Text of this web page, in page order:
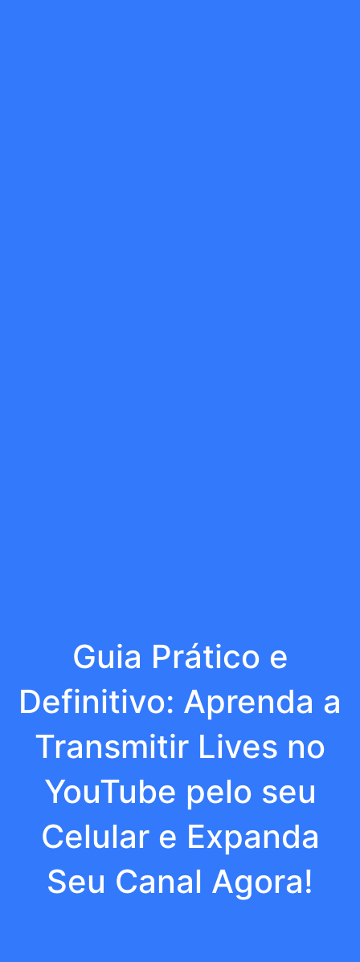
Guia Prático e
Definitivo: Aprenda a
Transmitir Lives no
YouTube pelo seu
Celular e Expanda
Seu Canal Agora!